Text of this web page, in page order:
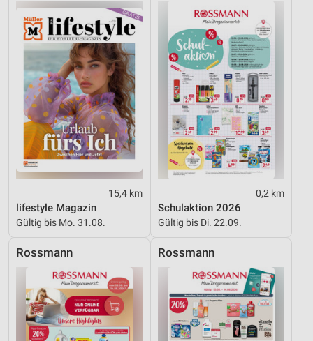
15,4 km
lifestyle Magazin
Gültig bis Mo. 31.08.
0,2 km
Schulaktion 2026
Gültig bis Di. 22.09.
Rossmann Rossmann